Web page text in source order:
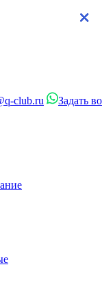
club.ru Задать
×
×
×
×